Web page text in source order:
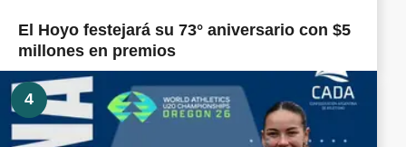
El Hoyo festejará su 73° aniversario con $5
millones en premios
4